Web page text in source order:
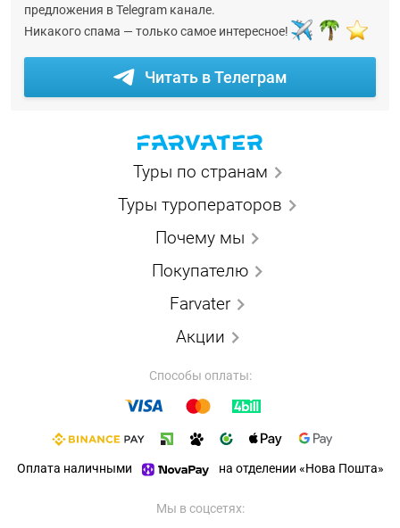
предложения в Telegram канале.
Никакого спама — только самое интересное!
Читать в Телеграм
Туры по странам
Туры туроператоров
Почему мы
Покупателю
Farvater
Акции
Способы оплаты:
Оплата наличными на отделении «Нова Пошта»
Мы в соцсетях: